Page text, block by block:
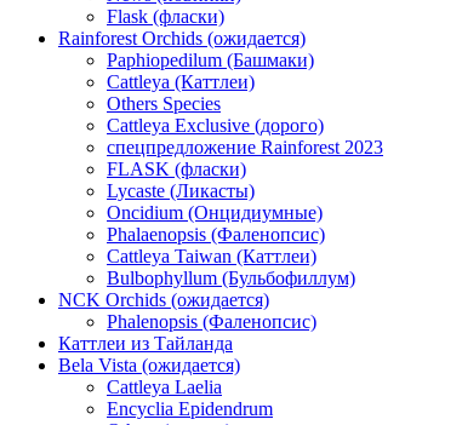
Flask (фласки)
Rainforest Orchids (ожидается)
Paphiopedilum (Башмаки)
Cattleya (Каттлеи)
Others Species
Cattleya Exclusive (дорого)
спецпредложение Rainforest 2023
FLASK (фласки)
Lycaste (Ликасты)
Oncidium (Онцидиумные)
Phalaenopsis (Фаленопсис)
Cattleya Taiwan (Каттлеи)
Bulbophyllum (Бульбофиллум)
NCK Orchids (ожидается)
Phalenopsis (Фаленопсис)
Каттлеи из Тайланда
Bela Vista (ожидается)
Cattleya Laelia
Encyclia Epidendrum